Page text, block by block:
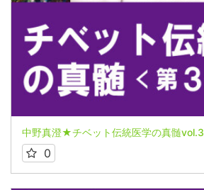
中野真澄★チベット伝統医学の真髄vol.3
0